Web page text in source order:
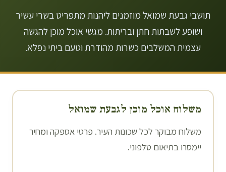
תושבי גבעת שמואל מוזמנים ליהנות מתפריט בשרי עשיר
ושופע לשבתות חתן ובריתות. מגשי אוכל מוכן להגשה
עצמית המשלבים כשרות מהודרת וטעם ביתי נפלא.
משלוח אוכל מוכן לגבעת שמואל
משלוח מבוקר לכל שכונות העיר. פרטי אספקה ומחיר
יימסרו בתיאום טלפוני.